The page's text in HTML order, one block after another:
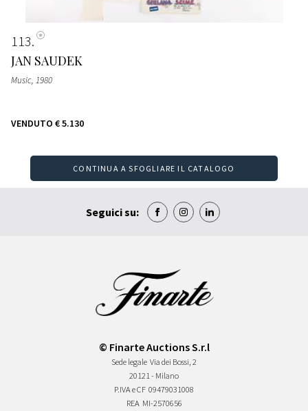
113
JAN SAUDEK
Music, 1980
VENDUTO € 5.130
CONTINUA A SFOGLIARE IL CATALOGO
Seguici su:
© Finarte Auctions S.r.l
Sede legale Via dei Bossi, 2
20121 - Milano
P.IVA e CF 09479031008
REA MI-2570656